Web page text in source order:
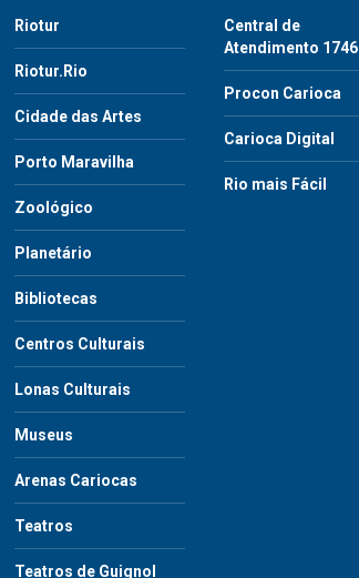
Riotur
Riotur.Rio
Cidade das Artes
Porto Maravilha
Zoológico
Planetário
Bibliotecas
Centros Culturais
Lonas Culturais
Museus
Arenas Cariocas
Teatros
Teatros de Guignol
Central de
Atendimento 1746
Procon Carioca
Carioca Digital
Rio mais Fácil